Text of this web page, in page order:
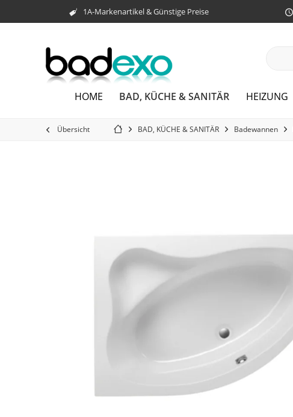
1A-Markenartikel & Günstige Preise
HOME BAD, KÜCHE & SANITÄR HEIZUNG
Übersicht BAD, KÜCHE & SANITÄR Badewannen